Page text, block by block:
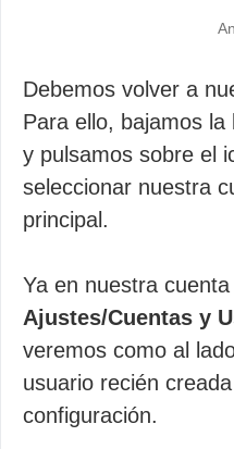
Debemos volver a
Para ello, bajamos
y pulsamos sobre el
seleccionar nuestra
principal.
Ya en nuestra
Ajustes/Cuentas y
veremos como al
usuario recién
configuración.